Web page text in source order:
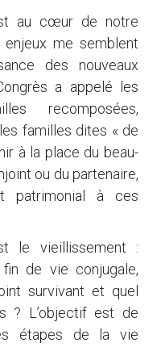
au cœur de notre
enjeux me semblent
des nouveaux
a appelé les
recomposées,
familles dites « de
à la place du beau-
ou du partenaire,
patrimonial à ces
le vieillissement :
de vie conjugale,
survivant et quel
? L’objectif est de
étapes de la vie